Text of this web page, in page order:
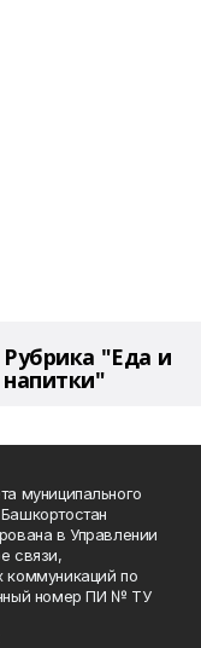
Рубрика "Еда и
напитки"
муниципального
в Управлении
связи,
коммуникаций по
номер ПИ № ТУ